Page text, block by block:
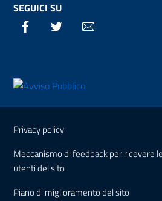
SEGUICI SU
Facebook Twitter
Sezione Link Utili
Privacy policy
Meccanismo di feedback per ricevere
utenti del sito
Piano di miglioramento del sito